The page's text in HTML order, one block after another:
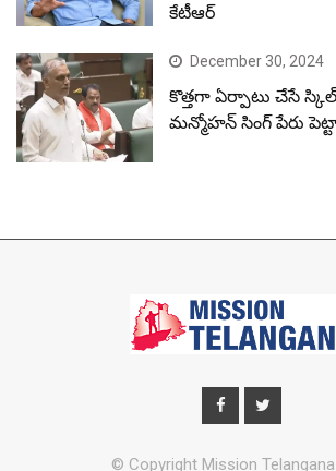
కేటీఆర్
December 30, 2024
కొత్తగా ఏర్పాటు చేసే
మన్మోహన్ సింగ్ పేరు
© Copyright Mission Telangana